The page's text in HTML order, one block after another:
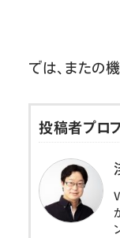
では、またの
投稿者プロ